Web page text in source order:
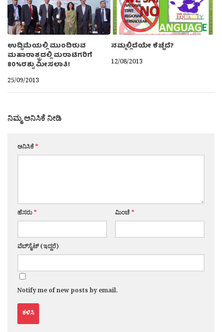
ಉದ್ದಿಮೆಯಲ್ಲಿ ಮುಂದಿರುವ
ಮಹಾರಾಶ್ಟ್ರದಲ್ಲಿ ಮರಾಟಿಗರಿಗೆ
80%ರಶ್ಟು ಮೀಸಲಾತಿ!
25/09/2013
ನಮ್ಮಲ್ಲಿದೆಯೇ ಕೆಚ್ಚೆದೆ?
12/08/2013
ನಿಮ್ಮ ಅನಿಸಿಕೆ ನೀಡಿ
ಅನಿಸಿಕೆ*
ಹೆಸರು* ಮಿಂಚೆ*
ವೆಬ್‌ಸೈಟ್ (ಇದ್ದರೆ)
Notify me of new posts by email.